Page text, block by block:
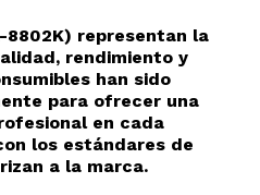
8802K) representan la
rendimiento y
han sido
para ofrecer una
en cada
los estándares de
a la marca.